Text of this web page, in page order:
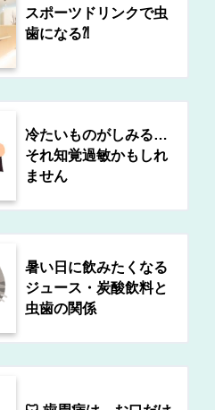
スポーツドリンクで虫
歯になる⁈
冷たいものがしみる…
それ知覚過敏かもしれ
ません
暑い日に飲みたくなる
ジュース・炭酸飲料と
虫歯の関係